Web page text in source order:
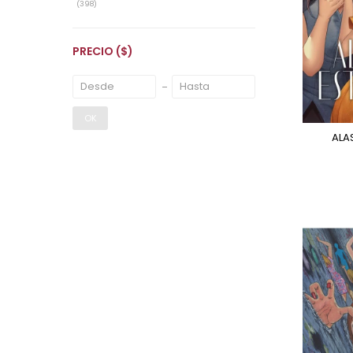
(398)
PRECIO ($)
OK